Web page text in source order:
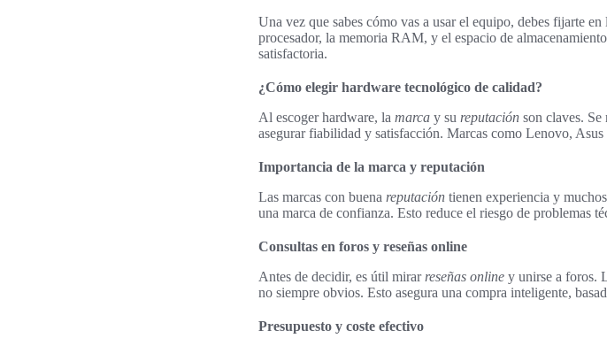
Una vez que sabes cómo vas a usar el equipo, debes fijarte en
procesador, la memoria RAM, y el espacio de
satisfactoria.
¿Cómo elegir hardware tecnológico de calidad?
Al escoger hardware, la marca y su reputación son claves.
asegurar fiabilidad y satisfacción. Marcas como Lenovo,
Importancia de la marca y reputación
Las marcas con buena reputación tienen experiencia y
una marca de confianza. Esto reduce el riesgo de problemas
Consultas en foros y reseñas online
Antes de decidir, es útil mirar reseñas online y unirse a foros.
no siempre obvios. Esto asegura una compra inteligente,
Presupuesto y coste efectivo